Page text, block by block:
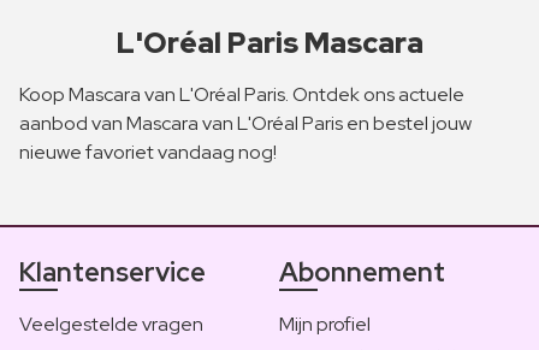
L'Oréal Paris Mascara
Koop Mascara van L'Oréal Paris. Ontdek ons actuele
aanbod van Mascara van L'Oréal Paris en bestel jouw
nieuwe favoriet vandaag nog!
Klantenservice
Veelgestelde vragen
Abonnement
Mijn profiel